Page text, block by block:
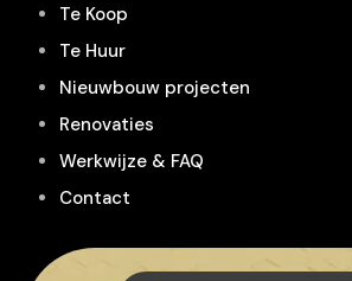
Te Koop
Te Huur
Nieuwbouw projecten
Renovaties
Werkwijze & FAQ
Contact